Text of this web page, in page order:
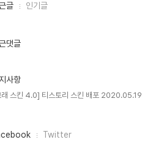
글 인기글
댓글
사항
래 스킨 4.0] 티스토리 스킨 배포 2020.05.19
Twitter